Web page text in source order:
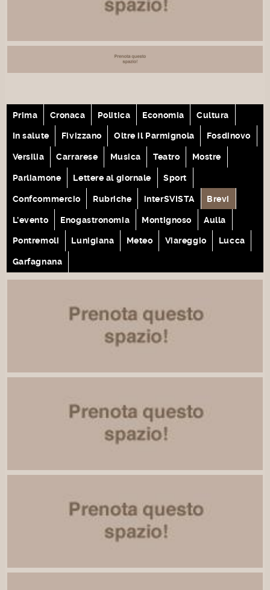
Prima Cronaca Politica Economia Cultura
In salute Fivizzano Oltre il Parmignola Fosdinovo
Versilia Carrarese Musica Teatro Mostre
Parliamone Lettere al giornale Sport
Confcommercio Rubriche interSVISTA Brevi
L'evento Enogastronomia Montignoso Aulla
Pontremoli Lunigiana Meteo Viareggio Lucca
Garfagnana